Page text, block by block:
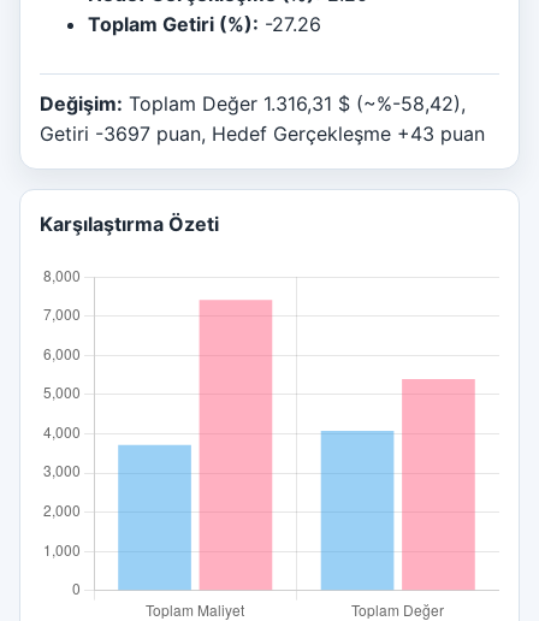
Toplam Getiri (%): -27.26
Değişim: Toplam Değer 1.316,31 $ (~%-58,42),
Getiri -3697 puan, Hedef Gerçekleşme +43 puan
Karşılaştırma Özeti